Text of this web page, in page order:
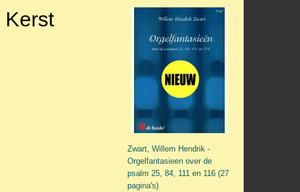
Kerst
Zwart, Willem Hendrik -
Orgelfantasieen over de
psalm 25, 84, 111 en 116 (27
pagina's)